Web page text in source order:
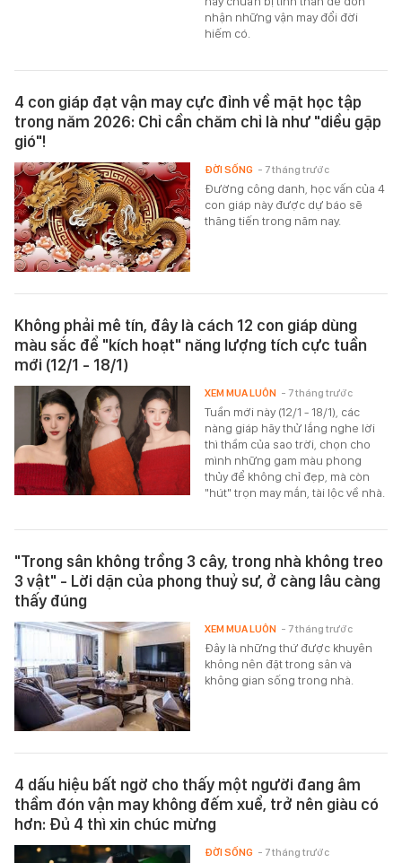
nhận những vận may đổi đời
hiếm có.
4 con giáp đạt vận may cực đỉnh về mặt học tập
trong năm 2026: Chỉ cần chăm chỉ là như "diều gặp
gió"!
Đường công danh, học vấn của 4
con giáp này được dự báo sẽ
thăng tiến trong năm nay.
ĐỜI SỐNG - 7 tháng trước
Không phải mê tín, đây là cách 12 con giáp dùng
màu sắc để "kích hoạt" năng lượng tích cực tuần
mới (12/1 - 18/1)
Tuần mới này (12/1 - 18/1), các
nàng giáp hãy thử lắng nghe lời
thì thầm của sao trời, chọn cho
mình những gam màu phong
thủy để không chỉ đẹp, mà còn
"hút" trọn may mắn, tài lộc về nhà.
XEM MUA LUÔN - 7 tháng trước
"Trong sân không trồng 3 cây, trong nhà không treo
3 vật" - Lời dặn của phong thuỷ sư, ở càng lâu càng
thấy đúng
Đây là những thứ được khuyên
không nên đặt trong sân và
không gian sống trong nhà.
XEM MUA LUÔN - 7 tháng trước
4 dấu hiệu bất ngờ cho thấy một người đang âm
thầm đón vận may không đếm xuể, trở nên giàu có
hơn: Đủ 4 thì xin chúc mừng
ĐỜI SỐNG - 7 tháng trước